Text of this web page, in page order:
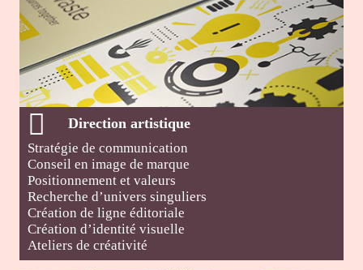
Direction artistique
Stratégie de communication
Conseil en image de marque
Positionnement et valeurs
Recherche d’univers singuliers
Création de ligne éditoriale
Création d’identité visuelle
Ateliers de créativité